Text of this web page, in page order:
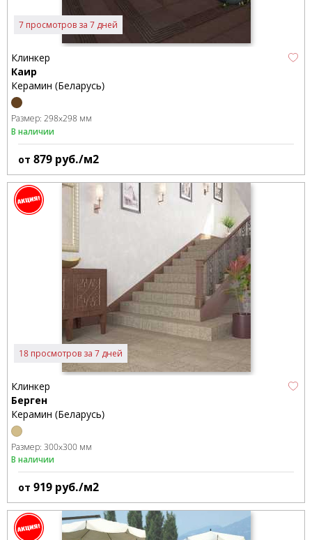
7 просмотров за 7 дней
Клинкер
Каир
Керамин (Беларусь)
Размер: 298x298 мм
В наличии
от 879 руб./м2
18 просмотров за 7 дней
Клинкер
Берген
Керамин (Беларусь)
Размер: 300x300 мм
В наличии
от 919 руб./м2